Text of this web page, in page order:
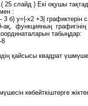
25 слайд ) Екі оқушы
:
3 б) y=|-х2 +3| графиктерін
функцияның
табыңдар:
8
қайсысы квадрат
көбейткіштерге